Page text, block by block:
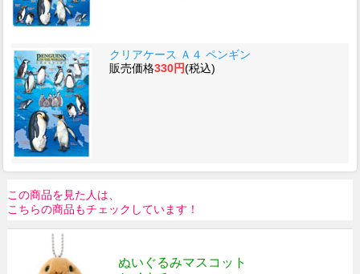
クリアケース Ａ４ ペンギン
販売価格330円(税込)
この商品を見た人は、
こちらの商品もチェックしています！
ぬいぐるみマスコット